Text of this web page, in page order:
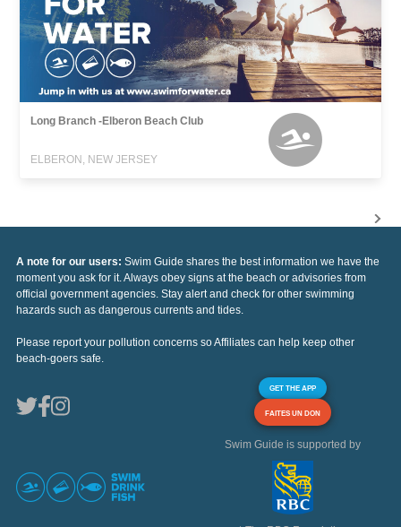
Long Branch -Elberon Beach Club
ELBERON, NEW JERSEY
A note for our users: Swim Guide shares the best information we have the
moment you ask for it. Always obey signs at the beach or advisories from
official government agencies. Stay alert and check for other swimming
hazards such as dangerous currents and tides.
Please report your pollution concerns so Affiliates can help keep other
beach-goers safe.
GET THE APP
FAITES UN DON
Swim Guide is supported by